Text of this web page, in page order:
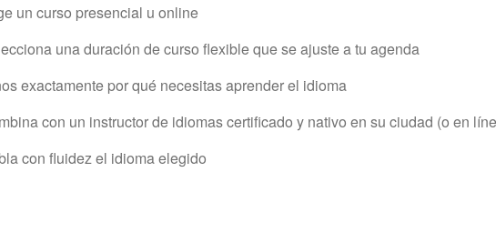
un curso presencial u online
una duración de curso flexible que se ajuste a tu agenda
exactamente por qué necesitas aprender el idioma
con un instructor de idiomas certificado y nativo en su ciudad (o en
con fluidez el idioma elegido